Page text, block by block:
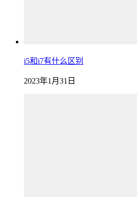
i5和i7有什么区别
2023年1月31日